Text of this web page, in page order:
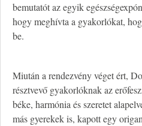
bemutatót az egyik
hogy meghívta a gyakorlókat,
be.
Miután a rendezvény véget ért,
résztvevő gyakorlóknak az
béke, harmónia és szeretet
más gyerekek is, kapott egy